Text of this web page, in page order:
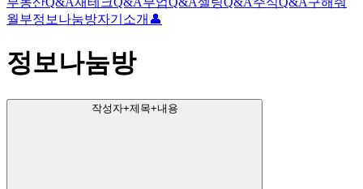
월부정보나눔방자기소개👤
정보나눔방
작성자+제목+내용